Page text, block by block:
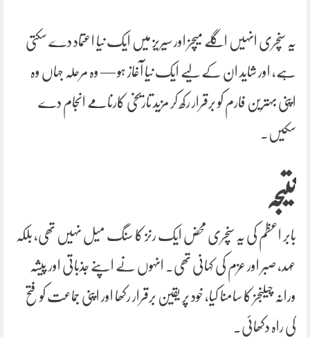
یہ سنچری انہیں اگلے میچز اور سیریز میں ایک نیا اعتماد دے سکتی
ہے، اور شاید ان کے لیے ایک نیا آغاز ہو — وہ مرحلہ جہاں وہ
اپنی بہترین فارم کو برقرار رکھ کر مزید تاریخی کارنامے انجام دے
سکیں۔
نتیجہ
بابر اعظم کی یہ سنچری محض ایک رنز کا سنگ میل نہیں تھی، بلکہ
عہد، صبر اور عزم کی کہانی تھی۔ انہوں نے اپنے جذباتی اور پیشہ
ورانہ چیلنجز کا سامنا کیا، خود پر یقین برقرار رکھا اور اپنی جماعت کو فتح
کی راہ دکھائی۔